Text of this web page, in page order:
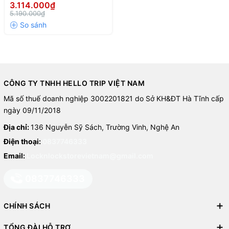
Thông số kỹ thuật
Model: EJF383BLK
Công suất: 1800W
Dung tích: 5.5L
Loại sản phẩm: Nồi chiên không dầu
Màu sắc: Đen
Công suất 1800W nấu nhanh, tiết kiệm thời gian
240V, 50/60Hz,1800W, màu
đen
3.114.000₫
5.190.000₫
CÔNG TY TNHH HELLO TRIP VIỆT NAM
Mã số thuế doanh nghiệp 3002201821 do Sở KH&ĐT Hà Tĩnh cấp
ngày 09/11/2018
Địa chỉ:136 Nguyễn Sỹ Sách, Trường Vinh, Nghệ An
Điện thoại:
Email:
CHÍNH SÁCH
TỔNG ĐÀI HỖ TRỢ